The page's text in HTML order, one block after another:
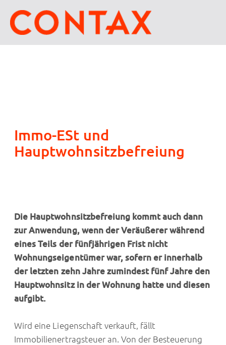
Immo-ESt und
Hauptwohnsitzbefreiung
Die Hauptwohnsitzbefreiung kommt auch dann
zur Anwendung, wenn der Veräußerer während
eines Teils der fünfjährigen Frist nicht
Wohnungseigentümer war, sofern er innerhalb
der letzten zehn Jahre zumindest fünf Jahre den
Hauptwohnsitz in der Wohnung hatte und diesen
aufgibt.
Wird eine Liegenschaft verkauft, fällt
Immobilienertragsteuer an. Von der Besteuerung